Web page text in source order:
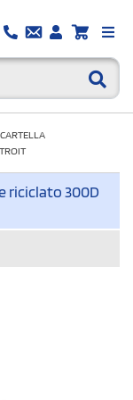
CARTELLA
riciclato 300D